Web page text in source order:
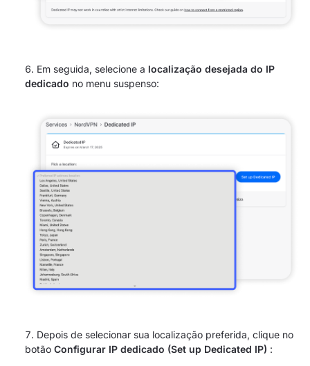
Em seguida, selecione a localização desejada do IP
dedicado no menu suspenso:
Depois de selecionar sua localização preferida, clique no
botão Configurar IP dedicado (Set up Dedicated IP) :